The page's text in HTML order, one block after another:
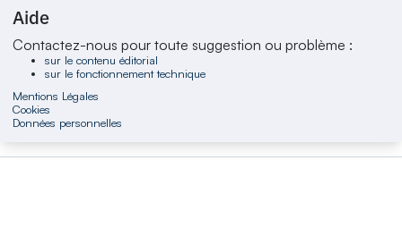
Aide
Contactez-nous pour toute suggestion ou problème :
sur le contenu éditorial
sur le fonctionnement technique
Mentions Légales
Cookies
Données personnelles